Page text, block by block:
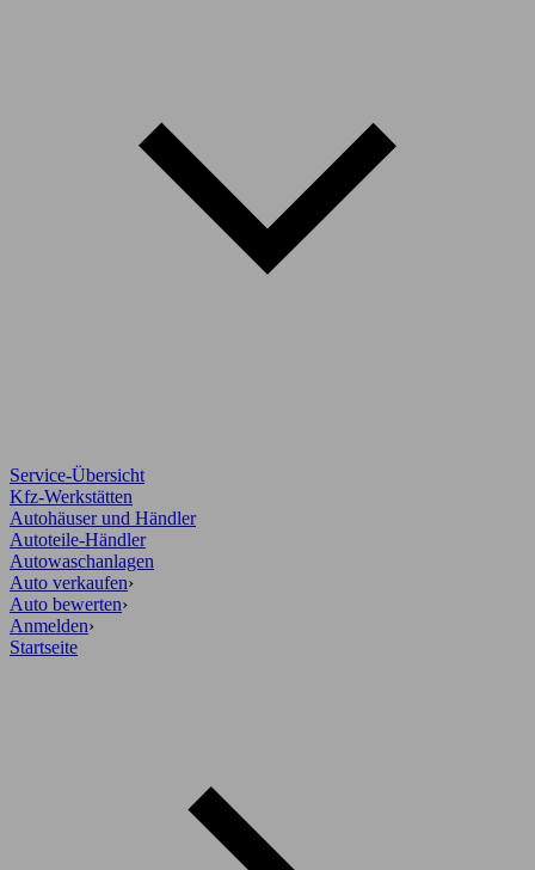
Service-Übersicht
Kfz-Werkstätten
Autohäuser und Händler
Autoteile-Händler
Autowaschanlagen
Auto verkaufen›
Auto bewerten›
Anmelden›
Startseite